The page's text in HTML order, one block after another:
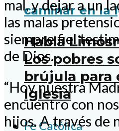
Habla
Los pobres
brújula para
Iglesia
Fe Católica
mal, y dejar a un
las malas
siempre fiel
de Dios.
“Hoy nuestra
encuentro con
hijos. A través de